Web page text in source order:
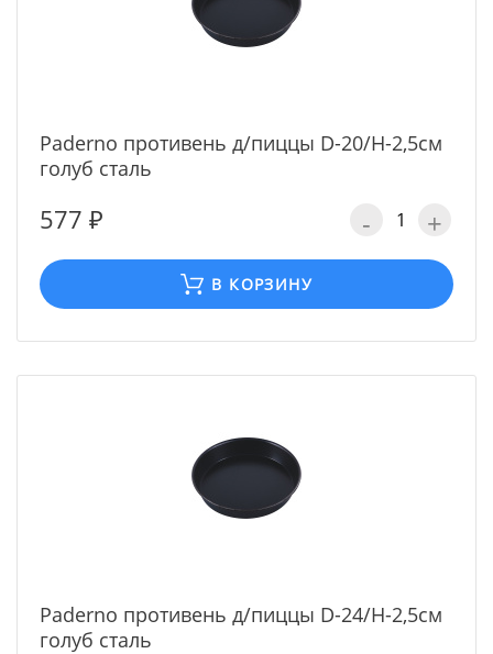
Paderno противень д/пиццы D-20/H-2,5см
голуб сталь
577 ₽ - +
В КОРЗИНУ
Paderno противень д/пиццы D-24/H-2,5см
голуб сталь